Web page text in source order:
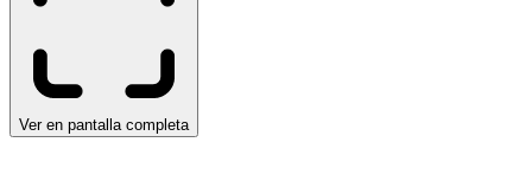
Ver en pantalla completa